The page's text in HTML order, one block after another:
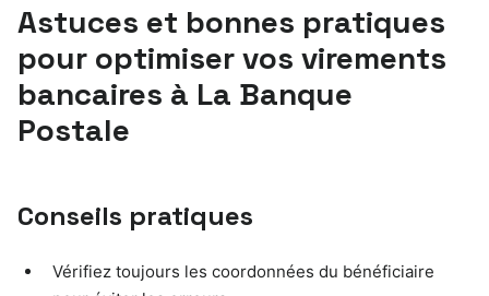
Astuces et bonnes pratiques
pour optimiser vos virements
bancaires à La Banque
Postale
Conseils pratiques
Vérifiez toujours les coordonnées du bénéficiaire